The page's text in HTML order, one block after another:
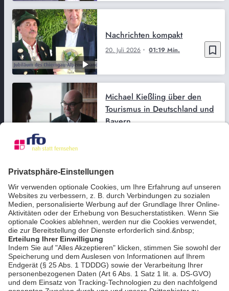
bookmark_border
20. Juli 2026 01:19 Min.
Nachrichten kompakt
Michael Kießling über den
Tourismus in Deutschland und
Bayern
bookmark_border
23. Juni 2026 01:43 Min.
Nachrichten kompakt